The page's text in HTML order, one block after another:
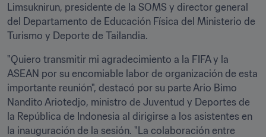
Limsuknirun, presidente de la SOMS y director general
del Departamento de Educación Física del Ministerio de
Turismo y Deporte de Tailandia.
"Quiero transmitir mi agradecimiento a la FIFA y la
ASEAN por su encomiable labor de organización de esta
importante reunión", destacó por su parte Ario Bimo
Nandito Ariotedjo, ministro de Juventud y Deportes de
la República de Indonesia al dirigirse a los asistentes en
la inauguración de la sesión. "La colaboración entre